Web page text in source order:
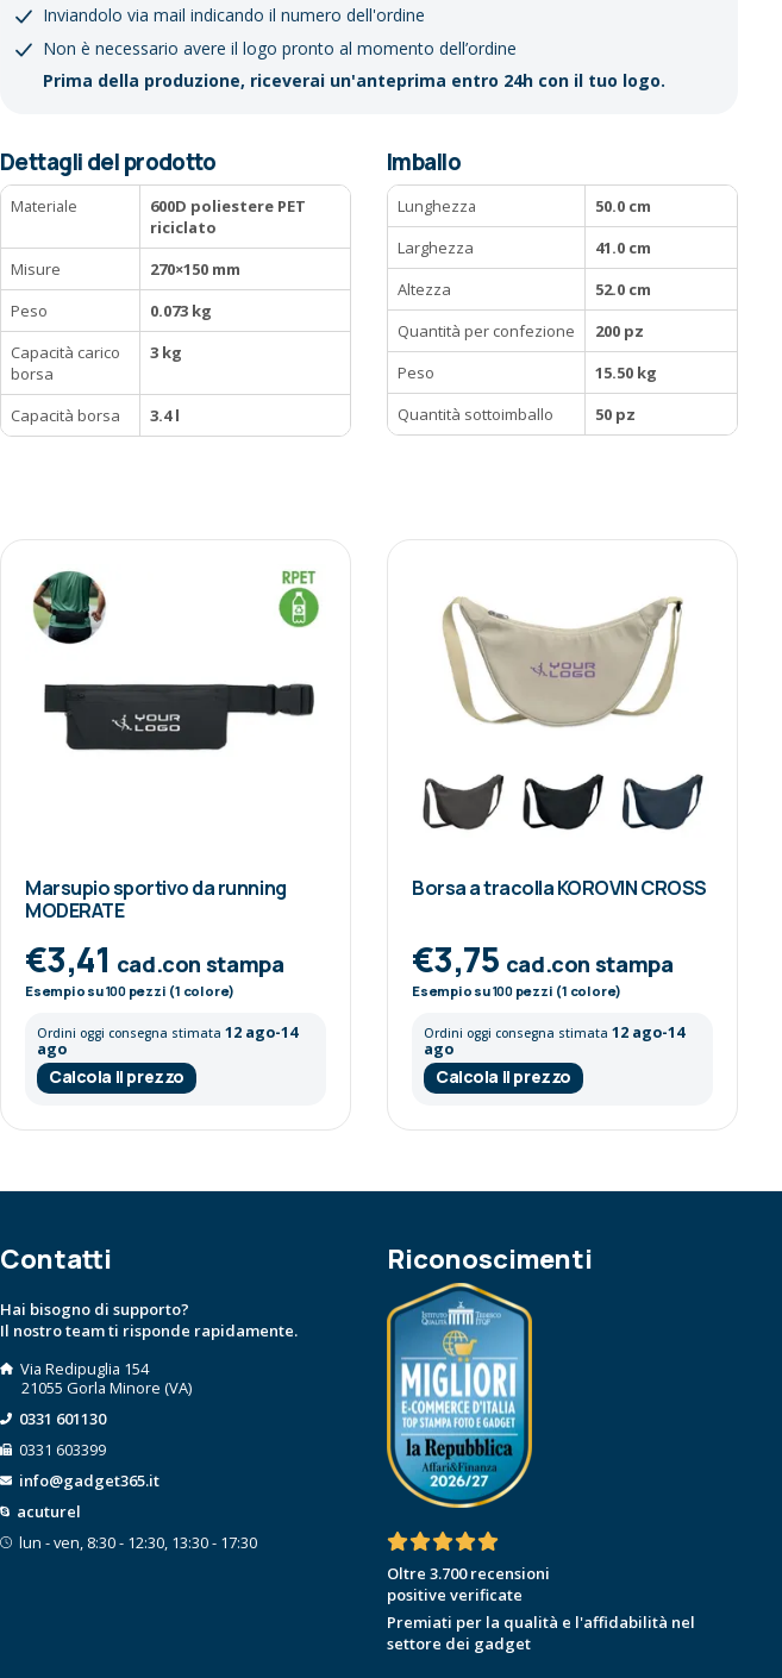
Inviandolo via mail indicando il numero dell'ordine
Non è necessario avere il logo pronto al momento dell’ordine
Prima della produzione, riceverai un'anteprima entro 24h con il tuo logo.
Dettagli del prodotto
Materiale
600D poliestere PET
riciclato
Misure
270×150 mm
Peso
0.073 kg
Capacità carico
borsa
3 kg
Capacità borsa 3.4 l
Imballo
Lunghezza
50.0 cm
Larghezza
41.0 cm
Altezza
52.0 cm
Quantità per confezione
200 pz
Peso
15.50 kg
Quantità sottoimballo
50 pz
Marsupio sportivo da running
MODERATE
€3,41 cad.con stampa
Esempio su100pezzi (1 colore)
Ordini oggi consegna stimata 12 ago-14
ago
Calcola il prezzo
Borsa a tracolla KOROVIN CROSS
€3,75 cad.con stampa
Esempio su100pezzi (1 colore)
Ordini oggi consegna stimata 12 ago-14
ago
Calcola il prezzo
Contatti
Hai bisogno di supporto?
Il nostro team ti risponde rapidamente.
Via Redipuglia 154
21055 Gorla Minore (VA)
0331 601130
0331 603399
info@gadget365.it
acuturel
lun - ven, 8:30 - 12:30, 13:30 - 17:30
Riconoscimenti
Oltre 3.700 recensioni
positive verificate
Premiati per la qualità e l'affidabilità nel
settore dei gadget